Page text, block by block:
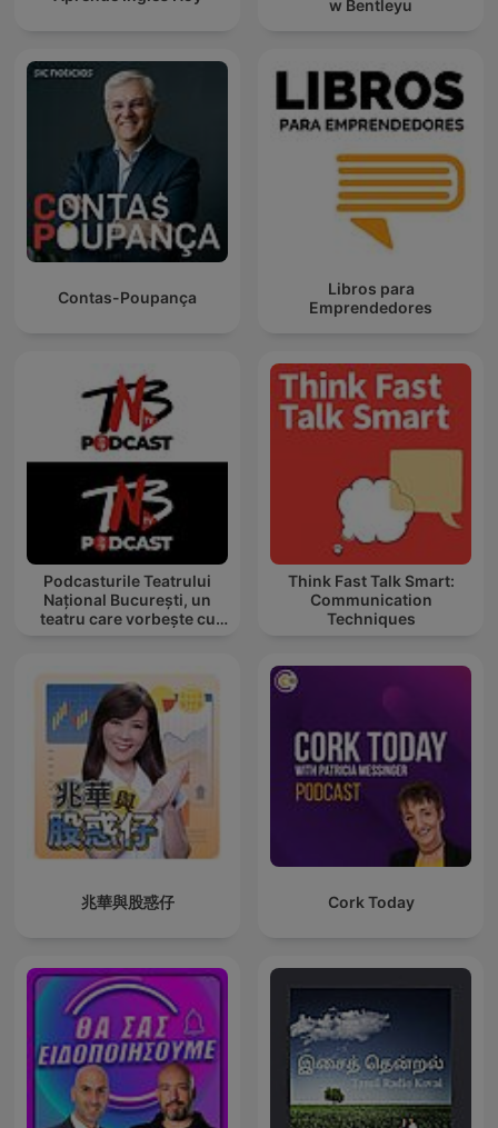
w Bentleyu
Contas-Poupança
Libros para
Emprendedores
Podcasturile Teatrului
Național București, un
teatru care vorbește cu
Think Fast Talk Smart:
Communication
Techniques
兆華與股惑仔 Cork Today